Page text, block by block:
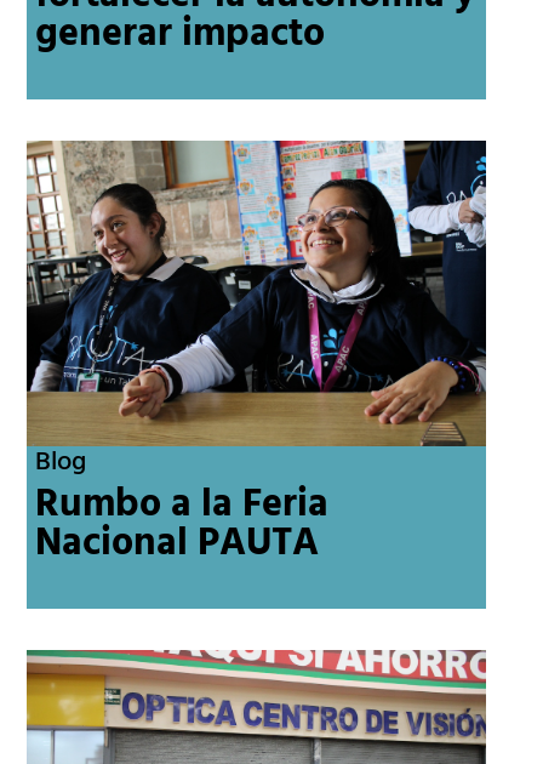
generar impacto
Blog
Rumbo a la Feria
Nacional PAUTA